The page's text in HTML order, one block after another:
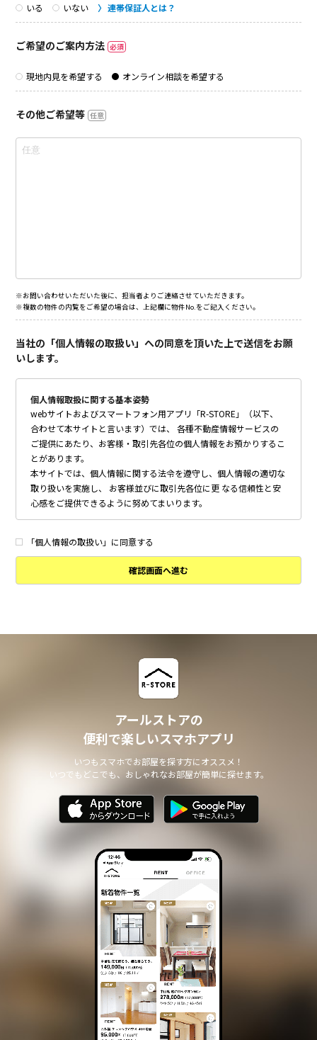
いる いない 連帯保証人とは？
ご希望のご案内方法 必須
現地内見を希望する オンライン相談を希望する
その他ご希望等 任意
※お問い合わせいただいた後に、担当者よりご連絡させていただきます。
※複数の物件の内覧をご希望の場合は、上記欄に物件No.をご記入ください。
当社の「個人情報の取扱い」への同意を頂いた上で送信をお願
いします。
個人情報取扱に関する基本姿勢
webサイトおよびスマートフォン用アプリ「R-STORE」（以下、
合わせて本サイトと言います）では、 各種不動産情報サービスの
ご提供にあたり、お客様・取引先各位の個人情報をお預かりするこ
とがあります。
本サイトでは、個人情報に関する法令を遵守し、個人情報の適切な
取り扱いを実施し、 お客様並びに取引先各位に更 なる信頼性と安
心感をご提供できるように努めてまいります。
個人情報の取得について
本サイトは、偽りその他不正の手段によらず適正に個人情報を取得
以下に定めのない目的で個人情報を利用する場合、あらかじめご本
からのご連絡の対応
不動産会社との業務における対応
・ 本サイトからのメールマガジンの送信、その他の対応
・ その他、本サイトの不動産物件情報サービスの提供のために必
個人情報の安全管理について
本サイトは、取り扱う個人情報の漏洩、滅失またはき損の防止その
他の個人情報の安全管理のために必要かつ適切な措置を講じます。
個人情報の委託について
する場合は、当該第三者について厳正な調査を行い、 取り扱いを
委託された個人情報の安全管理が図られるよう当該第三者に対する
また、コンサルティング、プライバシーマーク申請、ISMS申請業務
におきまして第三者と共同して業務を遂行する場合に 個人情報の
取り扱いを委託する場合 があります。
個人情報の第三者提供について
本サイトは、個人情報保護法等の法令に定めのある場合を除き、
個人情報をあらかじめご本人の同意を得ることなく、第三者に提供
個人情報の開示・訂正等について
本サイトは、ご本人から自己の個人情報についての開示の請求があ
る場合、速やかに開示をいたします。
その際、ご本人であることが確認できない場合 には、開示に応じ
「個人情報の取扱い」に同意する
確認画面へ進む
アールストアの
便利で楽しいスマホアプリ
いつもスマホでお部屋を探す方にオススメ！
いつでもどこでも、おしゃれなお部屋が簡単に探せます。